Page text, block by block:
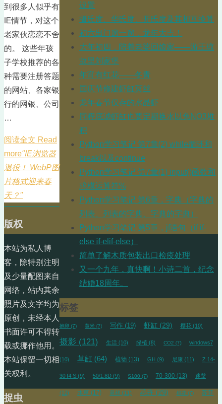
到很多人似乎有
IE情节，对这个
老家伙恋恋不舍
的。 这些年孩
子学校推荐的各
种需要注册答题
的网站、各家银
行的网银、公司
…
阅读全文 Read
more"IE浏览器
退役！ WebP图
片格式迎来春
天？"
设置
摄氏度、华氏度、开氏度及其相互换算
初六出门遛一遛，龙年大吉！
大年初四，陪着老婆回娘家——游王琼
故里刘家堡
年宵有红花——冬青
国庆节修建虾缸莫丝
龙年春节仅存的水晶虾
同程底滤虾缸也要定期换水以免NO3堆
积
Python学习笔记 第7章(2) while循环和
break以及continue
Python学习笔记 第7章(1) input()函数和
求模运算符%
Python学习笔记 第6章，字典（字典的
列表、列表的字典、字典的字典）
Python学习笔记 第5章，jf语句（if if-
else if-elif-else）
简单了解木质包装出口检疫处理
又一个九年，真快啊！小诗二首，纪念
结婚18周年。
标签
抱卵 (7) 黄米 (7) 写作 (19) 虾缸 (29) 樱花 (10)
摄影 (121) 生活 (10) 绿植 (8) CO2 (7) windows7
(10) 草缸 (64) 植物 (13) GH (9) 尼康 (11) Z 14-
30 f4 S (9) 50/1.8D (9) S100 (7) 70-300 (13) 迷螯
(12) 水草 (17) 莫丝 (11) 花卉 (29) 桃花 (7) 苏菲
版权
本站为私人博
客，除特别注明
及少量配图来自
网络，站内其余
照片及文字均为
原创，未经本人
书面许可不得转
载或挪作他用。
本站保留一切相
关权利。
捉虫